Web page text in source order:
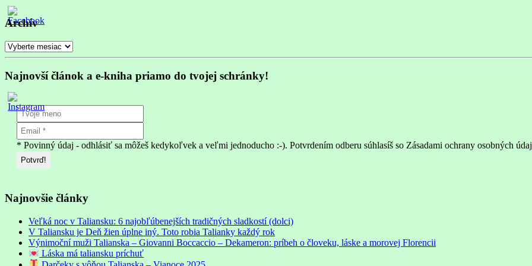
Archív
Archív
Najnovší článok a e-kniha priamo do tvojej schránky!
* Povinný údaj - odhlásiť sa môžeš kedykoľvek a veľmi jednoducho :-). Potvrdením odberu súhlasíš so Zásadami ochrany osobných
Najnovšie články
Veľká noc v Taliansku: 6 najobľúbenejších tradičných sladkostí (dolci)
V Taliansku je Deň žien úplne iný. Toto robia Talianky každý rok
Výnimoční muži Talianska – Giovanni Boccaccio – Dekameron: príbeh o človeku, láske a morovej Florencii
Láska má taliansku príchuť